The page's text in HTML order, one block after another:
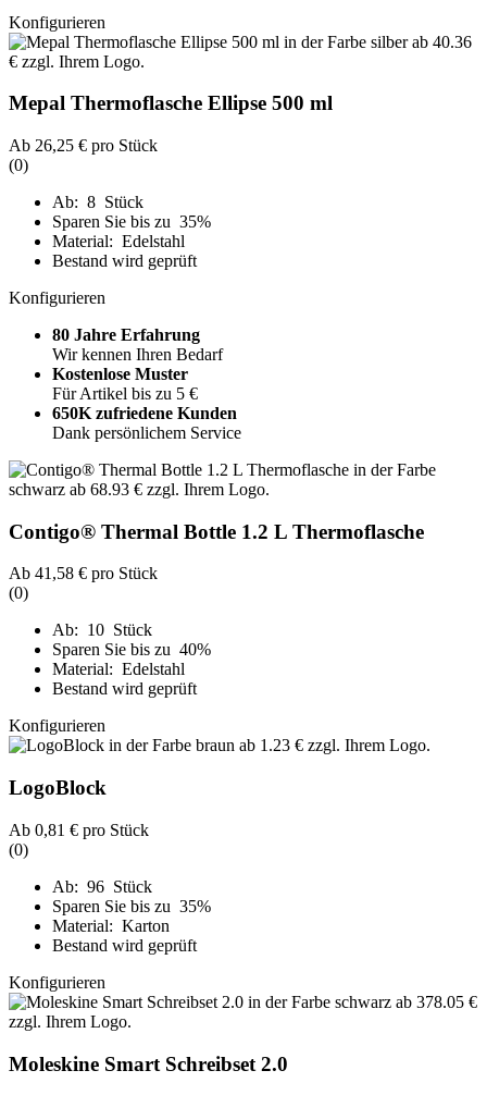
Konfigurieren
Mepal Thermoflasche Ellipse 500 ml
Ab 26,25 € pro Stück
(0)
Ab: 8 Stück
Sparen Sie bis zu 35%
Material: Edelstahl
Bestand wird geprüft
Konfigurieren
80 Jahre Erfahrung
Wir kennen Ihren Bedarf
Kostenlose Muster
Für Artikel bis zu 5 €
650K zufriedene Kunden
Dank persönlichem Service
Contigo® Thermal Bottle 1.2 L Thermoflasche
Ab 41,58 € pro Stück
(0)
Ab: 10 Stück
Sparen Sie bis zu 40%
Material: Edelstahl
Bestand wird geprüft
Konfigurieren
LogoBlock
Ab 0,81 € pro Stück
(0)
Ab: 96 Stück
Sparen Sie bis zu 35%
Material: Karton
Bestand wird geprüft
Konfigurieren
Moleskine Smart Schreibset 2.0